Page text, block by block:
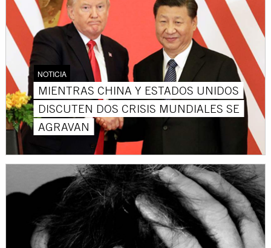
NOTICIA
MIENTRAS CHINA Y ESTADOS UNIDOS
DISCUTEN DOS CRISIS MUNDIALES SE
AGRAVAN